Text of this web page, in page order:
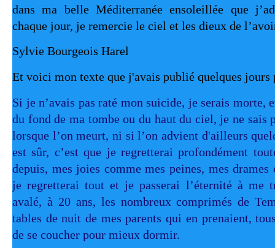
dans ma belle Méditerranée ensoleillée que
chaque jour, je remercie le ciel et les dieux de
Sylvie Bourgeois Harel
Et voici mon texte que j'avais publié quelques jours
Si je n’avais pas raté mon suicide, je serais morte,
du fond de ma tombe ou du haut du ciel, je ne sais
lorsque l’on meurt, ni si l’on advient d'ailleurs
est sûr, c’est que je regretterai profondément
depuis, mes joies comme mes peines, mes drames
je regretterai tout et je passerai l’éternité à me
avalé, à 20 ans, les nombreux comprimés de
tables de nuit de mes parents qui en prenaient,
de se coucher pour mieux dormir.